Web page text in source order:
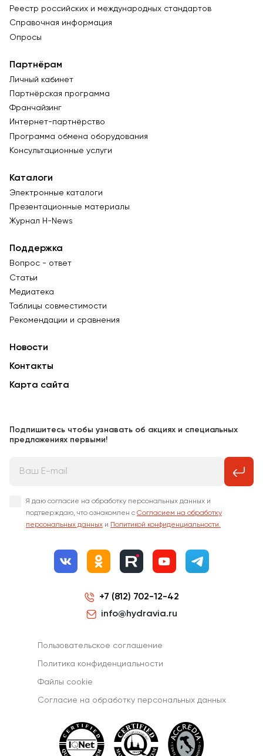
Реестр российских и международных стандартов
Справочная информация
Опросы
Партнёрам
Личный кабинет
Партнёрская программа
Франчайзинг
Интернет-партнёрство
Программа обмена оборудования
Консультационные услуги
Каталоги
Электронные каталоги
Презентационные материалы
Журнал Н-News
Поддержка
Вопрос - ответ
Статьи
Медиатека
Таблицы совместимости
Рекомендации и сравнения
Новости
Контакты
Карта сайта
Подпишитесь чтобы узнавать об акциях и специальных
предложениях первыми!
Я даю согласие на обработку персональных данных и
подтверждаю, что ознакомлен с Согласием на обработку
персональных данных и Политикой конфиденциальности.
+7 (812) 702-12-42
info@hydravia.ru
Пользовательское соглашение
Политика конфиденциальности
Файлы cookie
Согласиe на обработку персональных данных